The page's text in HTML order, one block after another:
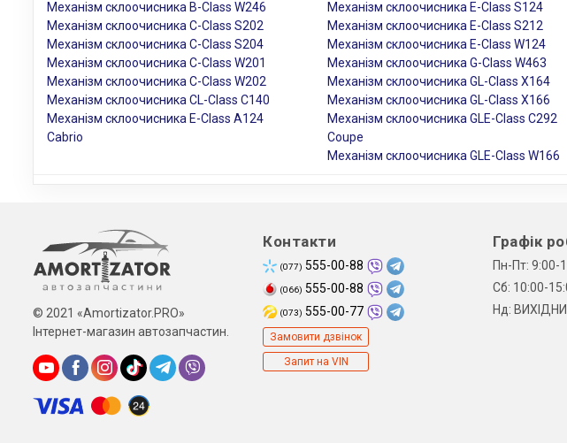
Механізм склоочисника B-Class W246
Механізм склоочисника C-Class S202
Механізм склоочисника C-Class S204
Механізм склоочисника C-Class W201
Механізм склоочисника C-Class W202
Механізм склоочисника CL-Class C140
Механізм склоочисника E-Class A124
Cabrio
Механізм склоочисника E-Class S124
Механізм склоочисника E-Class S212
Механізм склоочисника E-Class W124
Механізм склоочисника G-Class W463
Механізм склоочисника GL-Class X164
Механізм склоочисника GL-Class X166
Механізм склоочисника GLE-Class C292
Coupe
Механізм склоочисника GLE-Class W166
© 2021 «Amortizator.PRO»
Інтернет-магазин автозапчастин.
Контакти
(077) 555-00-88
(066) 555-00-88
(073) 555-00-77
Замовити дзвінок
Запит на VIN
Графік
Пн-Пт: 9:00-
Сб: 10:00-
Нд: